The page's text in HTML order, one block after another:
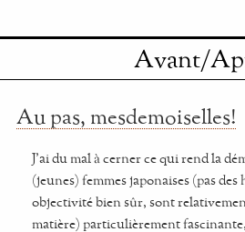
Avant/
Au pas, mesdemoiselles!
J'ai du mal à cerner ce qui rend la
(jeunes) femmes japonaises (pas
objectivité bien sûr, sont
matière) particulièrement